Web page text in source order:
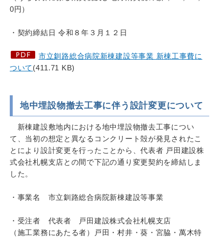
0円）
・契約締結日 令和８年３月１２日
市立釧路総合病院新棟建設等事業 新棟工事費に
ついて (411.71 KB)
地中埋設物撤去工事に伴う設計変更について
新棟建設敷地内における地中埋設物撤去工事につい
て、当初の想定と異なるコンクリート殻が発見されたこ
とにより設計変更を行ったことから、代表者 戸田建設株
式会社札幌支店との間で下記の通り変更契約を締結しま
した。
・事業名 市立釧路総合病院新棟建設等事業
・受注者 代表者 戸田建設株式会社札幌支店
（施工業務にあたる者）戸田・村井・葵・宮脇・萬木特